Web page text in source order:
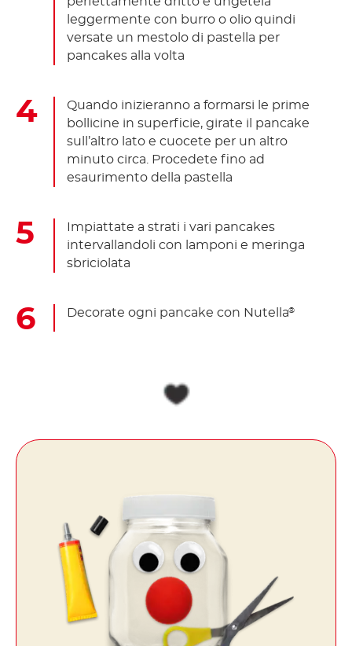
leggermente con burro o olio quindi
versate un mestolo di pastella per
pancakes alla volta
Quando inizieranno a formarsi le prime
bollicine in superficie, girate il pancake
sull’altro lato e cuocete per un altro
minuto circa. Procedete fino ad
esaurimento della pastella
Impiattate a strati i vari pancakes
intervallandoli con lamponi e meringa
sbriciolata
Decorate ogni pancake con Nutella®